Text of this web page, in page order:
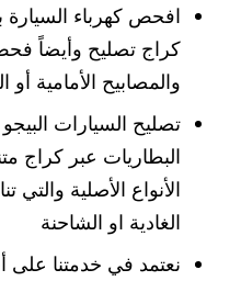
افحص كهرباء
كراج تصليح وأيضاً
والمصابيح الأمامية أو
تصليح السيارات
البطاريات عبر كراج
الأنواع الأصلية
الغادية او الشاحنة
نعتمد في خدمتنا على